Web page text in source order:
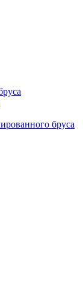
бруса